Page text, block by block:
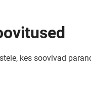
kes soovivad